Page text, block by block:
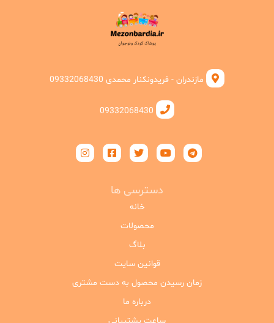
مازندران - فریدونکنار محمدی 09332068430
09332068430
دسترسی ها
خانه
محصولات
بلاگ
قوانین سایت
زمان رسیدن محصول به دست مشتری
درباره ما
ساعت پشتیبانی